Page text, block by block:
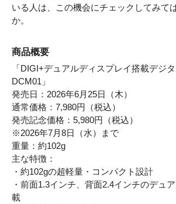
いる人は、この機会にチェックしてみて
か。
商品概要
「DIGI+デュアルディスプレイ搭載デジ
DCM01」
発売日：2026年6月25日（木）
通常価格：7,980円（税込）
発売記念価格：5,980円（税込）
※2026年7月8日（水）まで
重量：約102g
主な特徴：
・約102gの超軽量・コンパクト設計
・前面1.3インチ、背面2.4インチのデュ
載